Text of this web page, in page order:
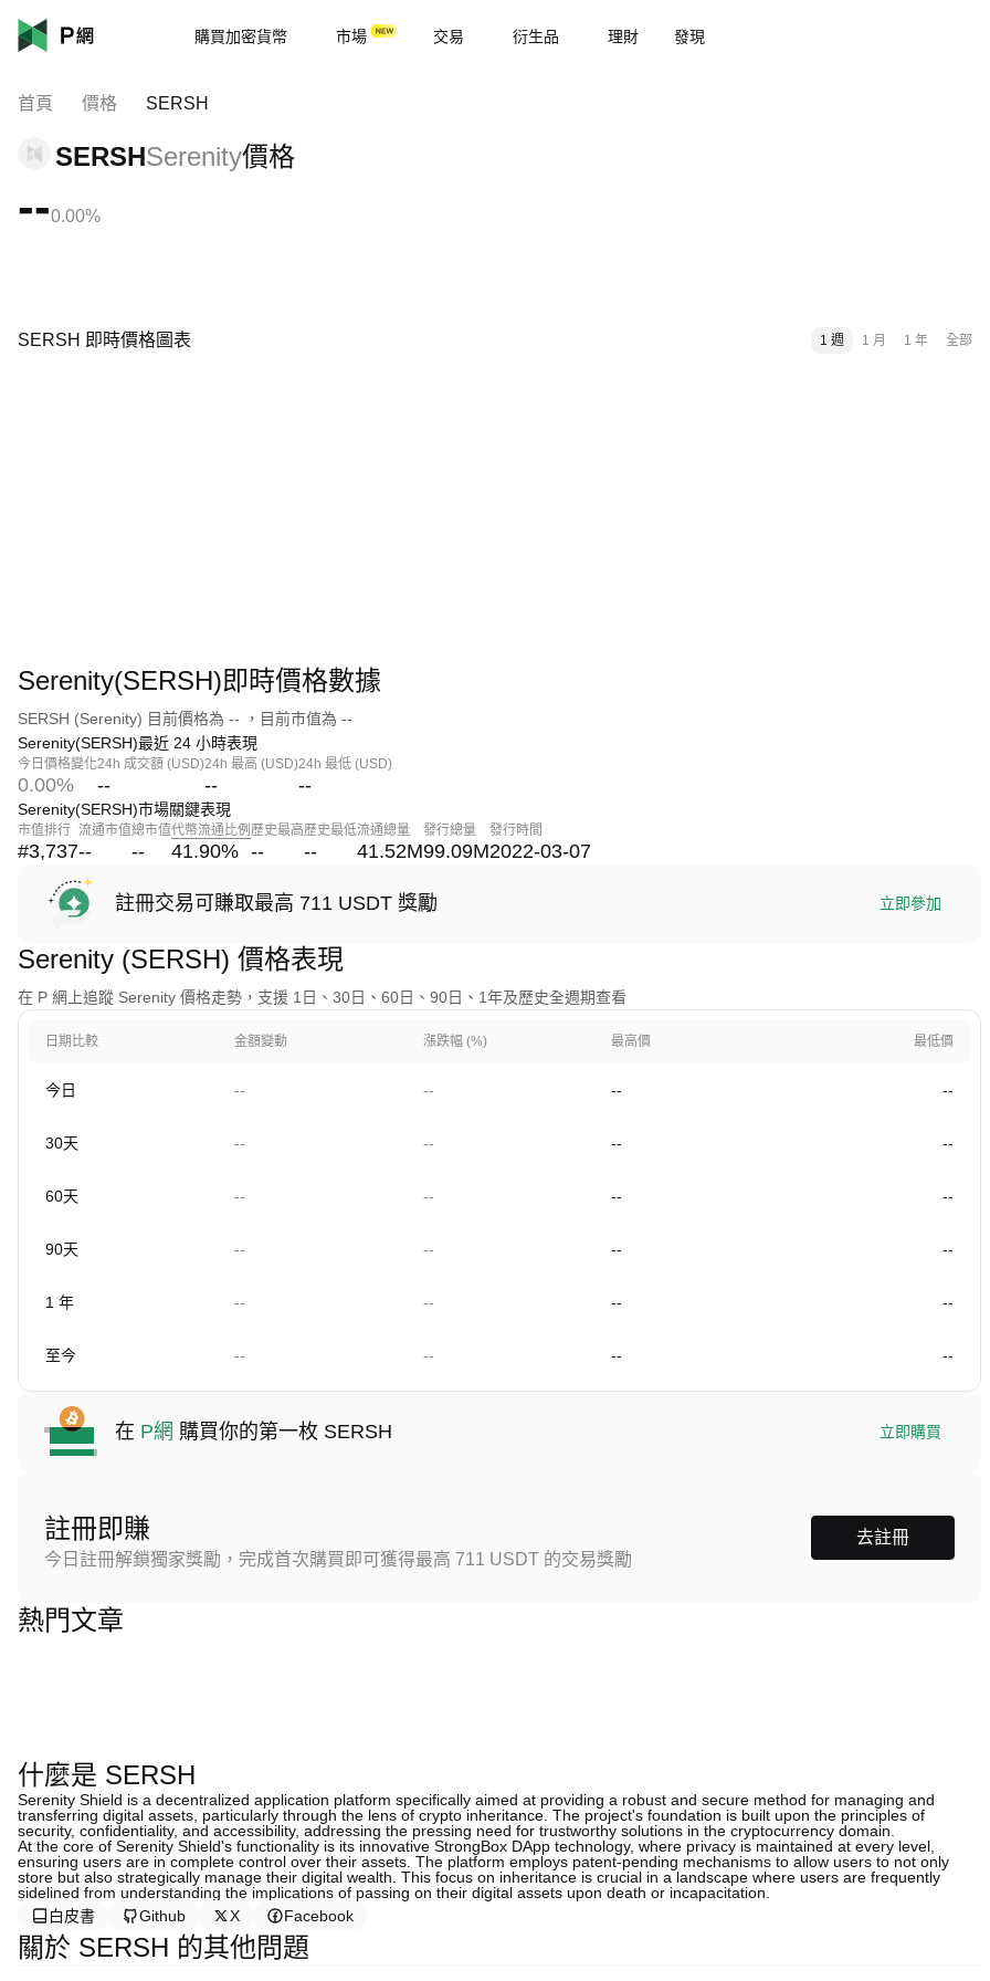
購買加密貨幣 市場 交易 衍生品 理財 發現
首頁 價格 SERSH
SERSHSerenity價格
--0.00%
SERSH 即時價格圖表 1 週 1 月 1 年 全部
Serenity(SERSH)即時價格數據
SERSH (Serenity) 目前價格為 -- ，目前市值為 --
Serenity(SERSH)最近 24 小時表現
今日價格變化
0.00%
24h 成交額 (USD)
--
24h 最高 (USD)
--
24h 最低 (USD)
--
Serenity(SERSH)市場關鍵表現
市值排行
#3,737
流通市值
--
總市值
--
代幣流通比例
41.90%
歷史最高
--
歷史最低
--
流通總量
41.52M
發行總量
99.09M
發行時間
2022-03-07
註冊交易可賺取最高 711 USDT 獎勵 立即參加
Serenity (SERSH) 價格表現
在 P 網上追蹤 Serenity 價格走勢，支援 1日、30日、60日、90日、1年及歷史全週期查看
日期比較 金額變動 漲跌幅 (%) 最高價 最低價
今日 -- -- -- --
30天 -- -- -- --
60天 -- -- -- --
90天 -- -- -- --
1 年 -- -- -- --
至今 -- -- -- --
在 P網 購買你的第一枚 SERSH 立即購買
註冊即賺
今日註冊解鎖獨家獎勵，完成首次購買即可獲得最高 711 USDT 的交易獎勵
去註冊
熱門文章
什麼是 SERSH
Serenity Shield is a decentralized application platform specifically aimed at providing a robust and secure method for managing and
transferring digital assets, particularly through the lens of crypto inheritance. The project's foundation is built upon the principles of
security, confidentiality, and accessibility, addressing the pressing need for trustworthy solutions in the cryptocurrency domain.
At the core of Serenity Shield's functionality is its innovative StrongBox DApp technology, where privacy is maintained at every level,
ensuring users are in complete control over their assets. The platform employs patent-pending mechanisms to allow users to not only
store but also strategically manage their digital wealth. This focus on inheritance is crucial in a landscape where users are frequently
sidelined from understanding the implications of passing on their digital assets upon death or incapacitation.
白皮書
Github X Facebook
關於 SERSH 的其他問題